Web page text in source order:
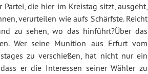
die hier im Kreistag sitzt, ausgeht,
verurteilen wie aufs Schärfste. Reicht
zu sehen, wo das hinführt?Über das
Wer seine Munition aus Erfurt vom
zu verschießen, hat nicht nur ein
er die Interessen seiner Wähler zu